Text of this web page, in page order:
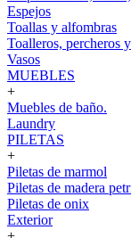
Espejos
Toallas y alfombras
Toalleros, percheros
Vasos
MUEBLES
+
Muebles de baño.
Laundry
PILETAS
+
Piletas de marmol
Piletas de madera
Piletas de onix
Exterior